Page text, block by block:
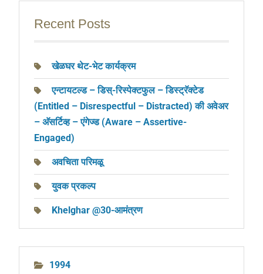
o
k
p er
Recent Posts
खेळघर थेट-भेट कार्यक्रम
एन्टायटल्ड – डिस्-रिस्पेक्टफुल – डिस्ट्रॅक्टेड
(Entitled – Disrespectful – Distracted) की अवेअर
– अ‍ॅसर्टिव्ह – एंगेज्ड (Aware – Assertive-
Engaged)
अवचिता परिमळू
युवक प्रकल्प
Khelghar @30-आमंत्रण
1994